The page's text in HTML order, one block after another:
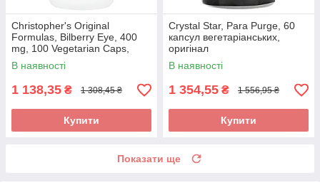
Christopher's Original
Formulas, Bilberry Eye, 400
mg, 100 Vegetarian Caps,
оригінал
В наявності
1 138,35 ₴ 1 308,45 ₴
Купити
Crystal Star, Para Purge, 60
капсул вегетаріанських,
оригінал
В наявності
1 354,55 ₴ 1 556,95 ₴
Купити
Показати ще